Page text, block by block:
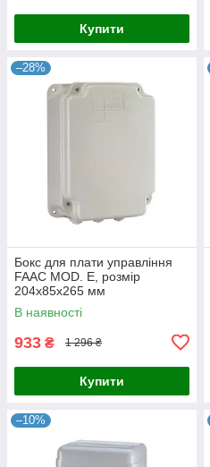
Купити
–28%
Бокс для плати управління
FAAC MOD. E, розмір
204x85x265 мм
В наявності
933 ₴ 1 296 ₴
Купити
–10%